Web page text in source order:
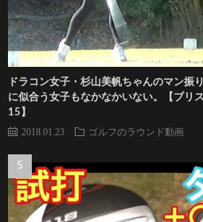
ドラコン女子・杉山美帆ちゃんのマン振
に似合う女子もなかなかいない。【ブリ
15】
2018.01.23 ゴルフのラウンド動画